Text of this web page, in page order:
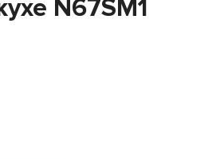
N67SM1